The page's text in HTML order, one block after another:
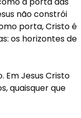
não constrói
porta, Cristo é
os horizontes de
Jesus Cristo
quaisquer que